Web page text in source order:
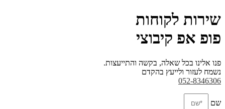
שירות לקוחות
פופ אפ קיבוצי
פנו אלינו בכל שאלה, בקשה והתייעצות.
נשמח לעזור ולייעץ בהקדם
052-8346306
שם